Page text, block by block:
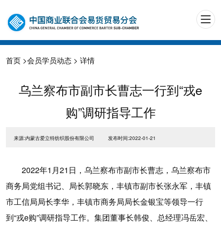
首页 >会员学员动态 > 详情
乌兰察布市副市长曹志一行到“戎e
购”调研指导工作
来源:内蒙古爱立特纺织股份有限公司 发布时间:2022-01-21
2022年1月21日，乌兰察布市副市长曹志，乌兰察布市
商务局党组书记、局长郭晓东，丰镇市副市长张永军，丰镇
市工信局局长李华，丰镇市商务局局长金银宝等领导一行
到“戎e购”调研指导工作。集团董事长韩俊、总经理冯岳宏、